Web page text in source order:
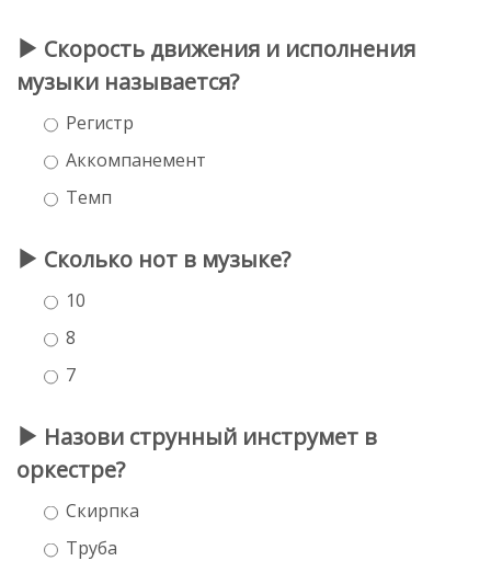
Скорость движения и исполнения
музыки называется?
Регистр
Аккомпанемент
Темп
Сколько нот в музыке?
10
8
7
Назови струнный инструмет в
оркестре?
Скирпка
Труба